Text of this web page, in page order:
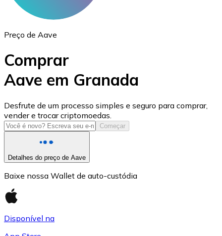
USD Coin
USDC
Preço de Aave
Comprar
Aave em Granada
Desfrute de um processo simples e seguro para comprar,
vender e trocar criptomoedas.
Começar
Detalhes do preço de Aave
Baixe nossa Wallet de auto-custódia
Disponível na